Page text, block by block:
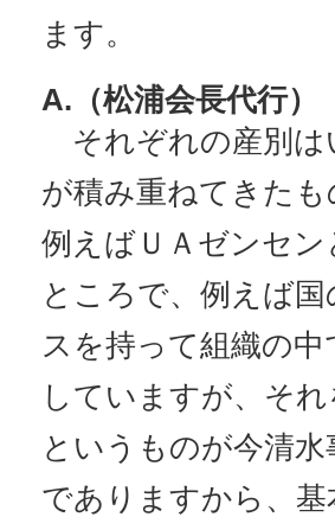
ます。
A.（松浦会長代行）
それぞれの産別は
が積み重ねてきた
例えばＵＡゼンセ
ところで、例えば
スを持って組織の
していますが、そ
というものが今清
でありますから、